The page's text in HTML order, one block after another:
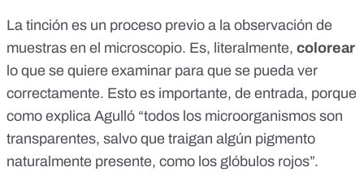
La tinción es un proceso previo a la observación de
muestras en el microscopio. Es, literalmente, colorear
lo que se quiere examinar para que se pueda ver
correctamente. Esto es importante, de entrada, porque
como explica Agulló “todos los microorganismos son
transparentes, salvo que traigan algún pigmento
naturalmente presente, como los glóbulos rojos”.